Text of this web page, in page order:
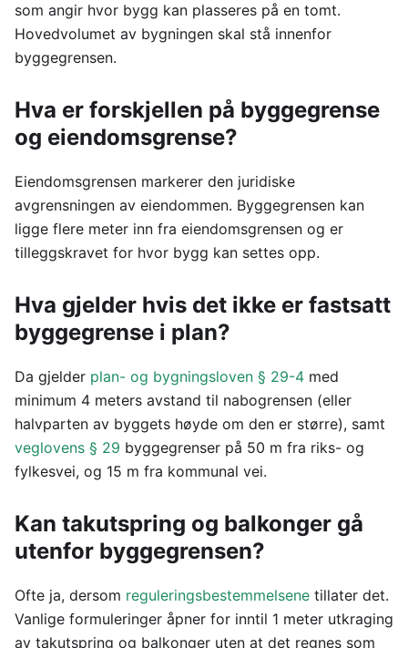
som angir hvor bygg kan plasseres på en tomt.
Hovedvolumet av bygningen skal stå innenfor
byggegrensen.
Hva er forskjellen på byggegrense
og eiendomsgrense?
Eiendomsgrensen markerer den juridiske
avgrensningen av eiendommen. Byggegrensen kan
ligge flere meter inn fra eiendomsgrensen og er
tilleggskravet for hvor bygg kan settes opp.
Hva gjelder hvis det ikke er fastsatt
byggegrense i plan?
Da gjelder plan- og bygningsloven § 29-4 med
minimum 4 meters avstand til nabogrensen (eller
halvparten av byggets høyde om den er større), samt
veglovens § 29 byggegrenser på 50 m fra riks- og
fylkesvei, og 15 m fra kommunal vei.
Kan takutspring og balkonger gå
utenfor byggegrensen?
Ofte ja, dersom reguleringsbestemmelsene tillater det.
Vanlige formuleringer åpner for inntil 1 meter utkraging
av takutspring og balkonger uten at det regnes som